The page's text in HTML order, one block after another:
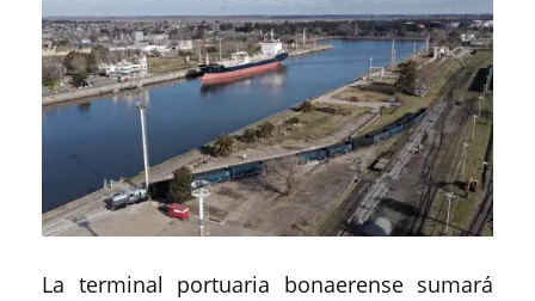
La terminal portuaria bonaerense sumará